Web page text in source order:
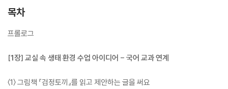
목차
프롤로그
[1장] 교실 속 생태 환경 수업 아이디어 - 국어 교과 연계
〈1〉 그림책 『검정토끼』를 읽고 제안하는 글을 써요